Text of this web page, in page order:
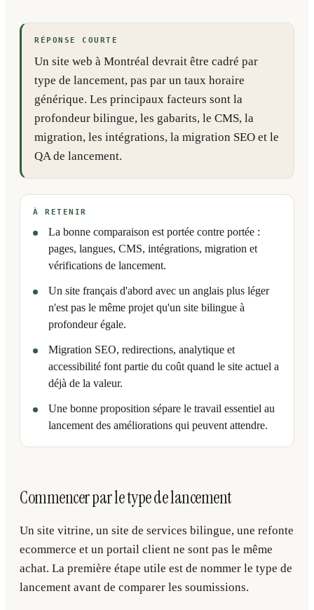
RÉPONSE COURTE
Un site web à Montréal devrait être cadré par
type de lancement, pas par un taux horaire
générique. Les principaux facteurs sont la
profondeur bilingue, les gabarits, le CMS, la
migration, les intégrations, la migration SEO et le
QA de lancement.
À RETENIR
La bonne comparaison est portée contre portée :
pages, langues, CMS, intégrations, migration et
vérifications de lancement.
Un site français d'abord avec un anglais plus léger
n'est pas le même projet qu'un site bilingue à
profondeur égale.
Migration SEO, redirections, analytique et
accessibilité font partie du coût quand le site actuel a
déjà de la valeur.
Une bonne proposition sépare le travail essentiel au
lancement des améliorations qui peuvent attendre.
Commencer par le type de lancement
Un site vitrine, un site de services bilingue, une refonte
ecommerce et un portail client ne sont pas le même
achat. La première étape utile est de nommer le type de
lancement avant de comparer les soumissions.